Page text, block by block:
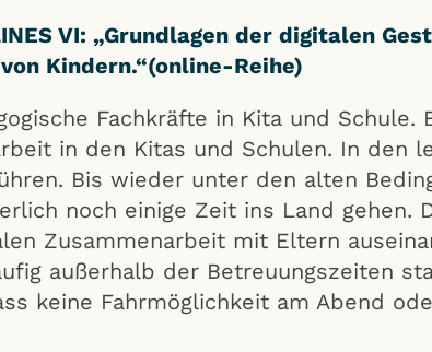
VI: „Grundlagen der digitalen
Kindern.“(online-Reihe)
Fachkräfte in Kita und
in den Kitas und Schulen. In den
Bis wieder unter den alten
noch einige Zeit ins Land gehen.
Zusammenarbeit mit Eltern
außerhalb der Betreuungszeiten
keine Fahrmöglichkeit am Abend